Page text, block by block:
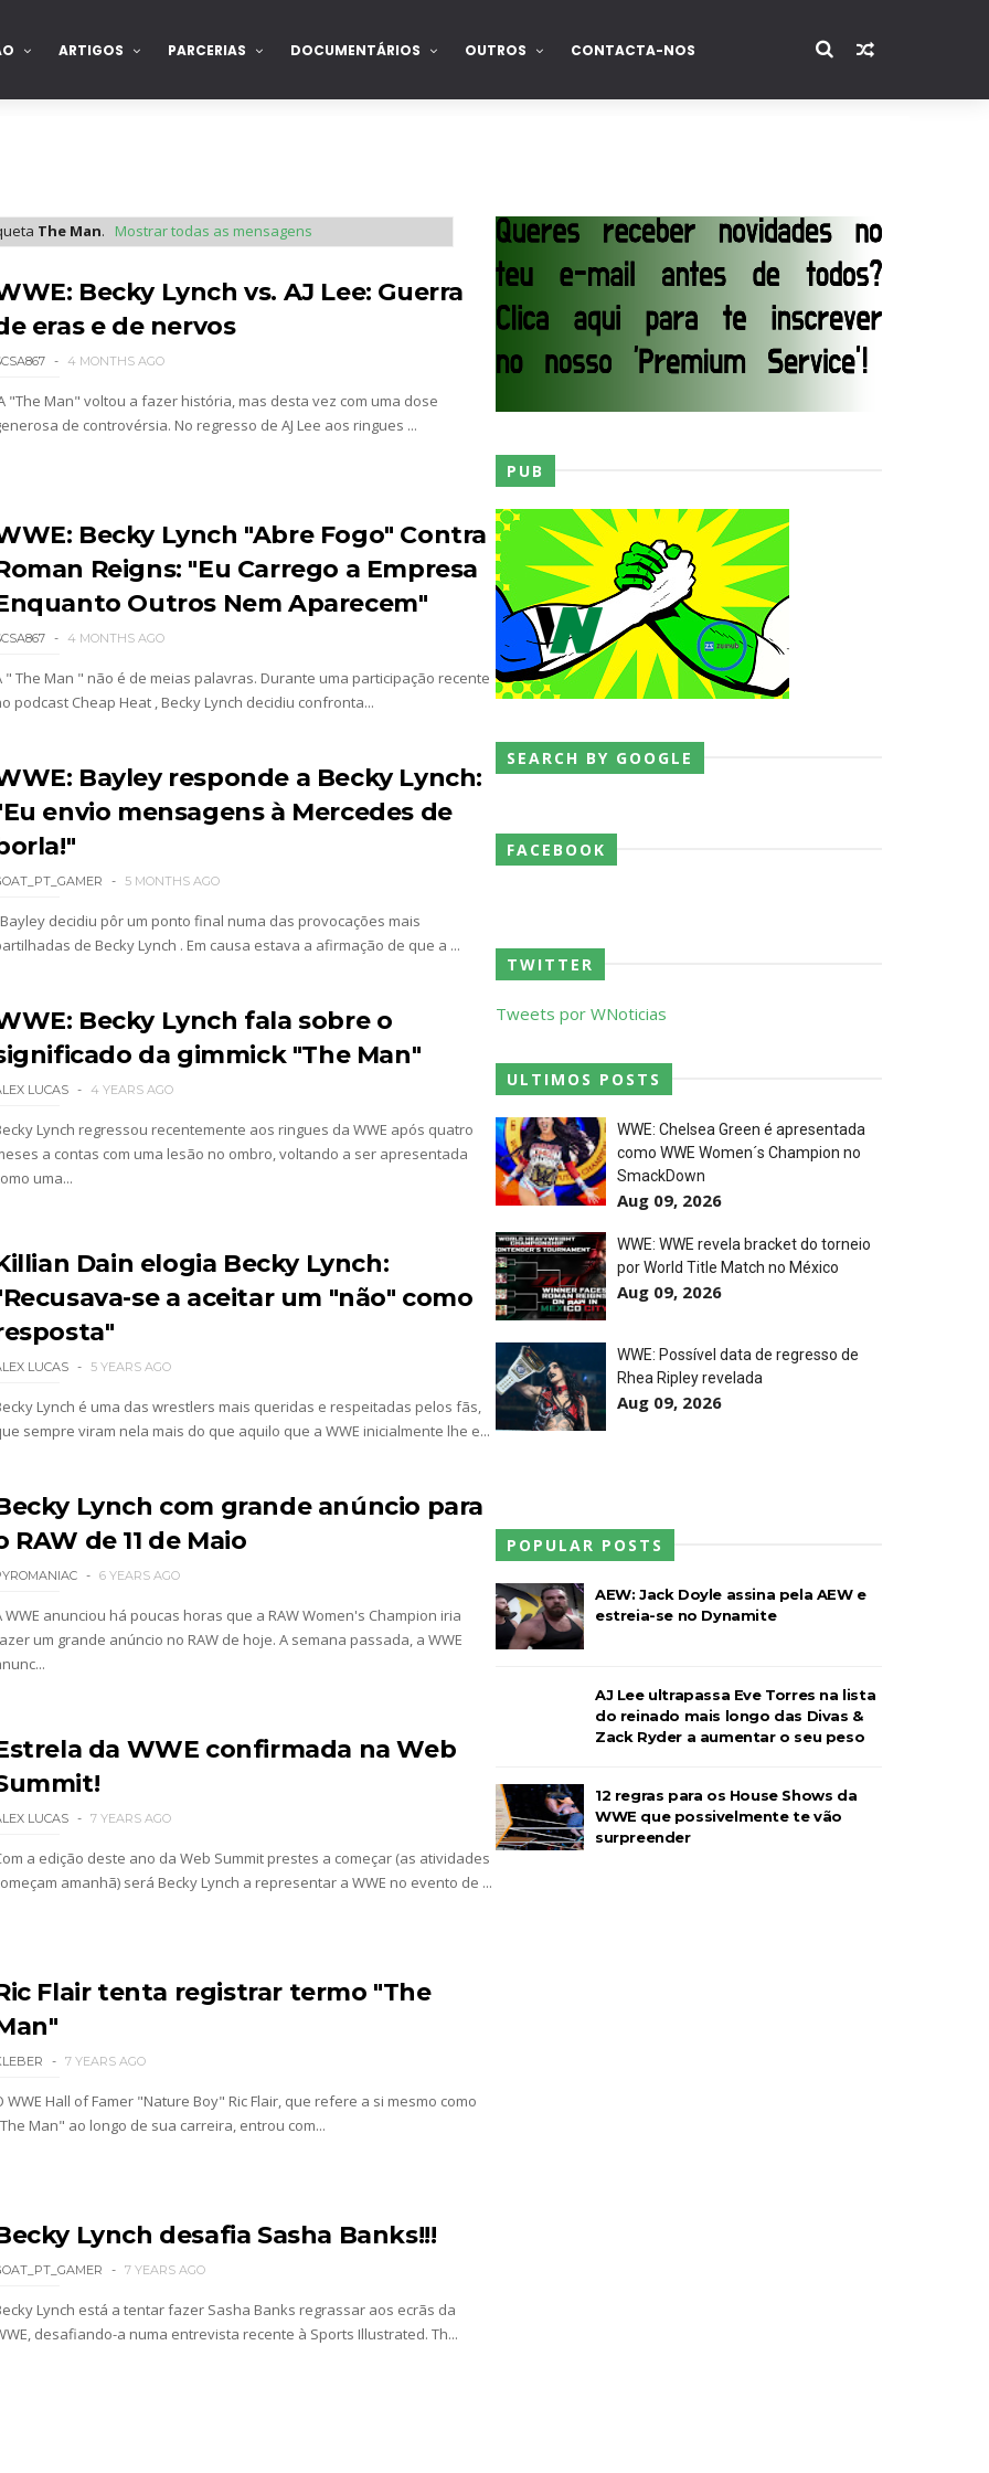
ARTIGOS PARCERIAS DOCUMENTÁRIOS OUTROS CONTACTA-NOS
- Semana 2
2002 - Undisputed WWE Championship Match
Butcher vs. Samoa Joe”
Perfect: SummerSlam 1991 - Intercontinental Championship Match
The Man. Mostrar todas as mensagens
Becky Lynch vs. AJ Lee: Guerra
eras e de nervos
4 MONTHS AGO
"The Man" voltou a fazer história, mas desta vez com uma dose
de controvérsia. No regresso de AJ Lee aos ringues ...
Becky Lynch "Abre Fogo" Contra
Reigns: "Eu Carrego a Empresa
Outros Nem Aparecem"
4 MONTHS AGO
" The Man " não é de meias palavras. Durante uma participação recente
podcast Cheap Heat , Becky Lynch decidiu confronta...
Bayley responde a Becky Lynch:
envio mensagens à Mercedes de
5 MONTHS AGO
Bayley decidiu pôr um ponto final numa das provocações mais
de Becky Lynch . Em causa estava a afirmação de que a ...
Becky Lynch fala sobre o
da gimmick "The Man"
LUCAS 4 YEARS AGO
Lynch regressou recentemente aos ringues da WWE após quatro
a contas com uma lesão no ombro, voltando a ser apresentada
uma...
Dain elogia Becky Lynch:
se a aceitar um "não" como
LUCAS 5 YEARS AGO
Lynch é uma das wrestlers mais queridas e respeitadas pelos fãs,
sempre viram nela mais do que aquilo que a WWE inicialmente lhe e...
Lynch com grande anúncio para
RAW de 11 de Maio
6 YEARS AGO
WWE anunciou há poucas horas que a RAW Women's Champion iria
um grande anúncio no RAW de hoje. A semana passada, a WWE
da WWE confirmada na Web
LUCAS 7 YEARS AGO
a edição deste ano da Web Summit prestes a começar (as atividades
amanhã) será Becky Lynch a representar a WWE no evento de ...
Flair tenta registrar termo "The
7 YEARS AGO
WWE Hall of Famer "Nature Boy" Ric Flair, que refere a si mesmo como
Man" ao longo de sua carreira, entrou com...
Lynch desafia Sasha Banks!!!
7 YEARS AGO
Lynch está a tentar fazer Sasha Banks regrassar aos ecrãs da
desafiando-a numa entrevista recente à Sports Illustrated. Th...
PUB
SEARCH BY GOOGLE
FACEBOOK
TWITTER
Tweets por WNoticias
ULTIMOS POSTS
WWE: Chelsea Green é apresentada
como WWE Women´s Champion no
SmackDown
Aug 09, 2026
WWE: WWE revela bracket do torneio
por World Title Match no México
Aug 09, 2026
WWE: Possível data de regresso de
Rhea Ripley revelada
Aug 09, 2026
POPULAR POSTS
AEW: Jack Doyle assina pela AEW e
estreia-se no Dynamite
AJ Lee ultrapassa Eve Torres na lista
do reinado mais longo das Divas &
Zack Ryder a aumentar o seu peso
12 regras para os House Shows da
WWE que possivelmente te vão
surpreender